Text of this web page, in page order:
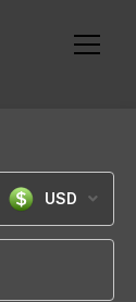
USD